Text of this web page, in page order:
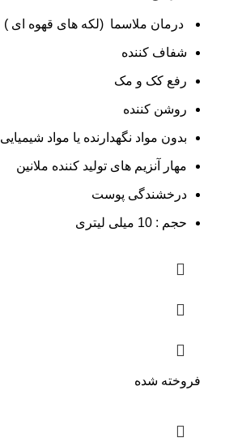
درمان ملاسما (لکه های قهوه ای )
شفاف کننده
رفع کک و مک
روشن کننده
بدون مواد نگهدارنده یا مواد شیمیایی
مهار آنزیم های تولید کننده ملانین
درخشندگی پوست
حجم : 10 میلی لیتری
فروخته شده